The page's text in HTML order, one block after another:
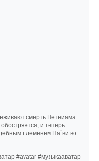
смерть Нетейама.
и теперь
племенем На`ви во
#avatar #музыкааватар